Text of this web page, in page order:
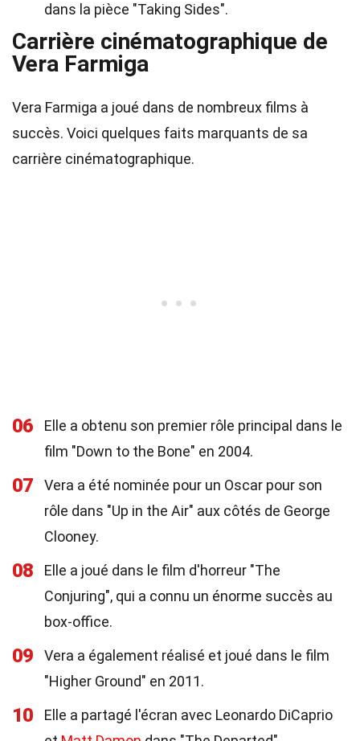
dans la pièce "Taking Sides".
Carrière cinématographique de
Vera Farmiga
Vera Farmiga a joué dans de nombreux films à
succès. Voici quelques faits marquants de sa
carrière cinématographique.
06
Elle a obtenu son premier rôle principal dans le
film "Down to the Bone" en 2004.
07
Vera a été nominée pour un Oscar pour son
rôle dans "Up in the Air" aux côtés de George
Clooney.
08
Elle a joué dans le film d'horreur "The
Conjuring", qui a connu un énorme succès au
box-office.
09
Vera a également réalisé et joué dans le film
"Higher Ground" en 2011.
10
Elle a partagé l'écran avec Leonardo DiCaprio